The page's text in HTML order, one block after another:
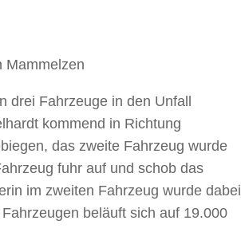
Mammelzen
drei Fahrzeuge in den Unfall
kommend in Richtung
das zweite Fahrzeug wurde
fuhr auf und schob das
im zweiten Fahrzeug wurde dabei
beläuft sich auf 19.000